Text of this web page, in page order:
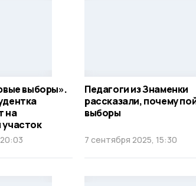
выборы».
на
участок
Педагоги из Знаменки
рассказали, почему
выборы
7 сентября 2025, 15:30